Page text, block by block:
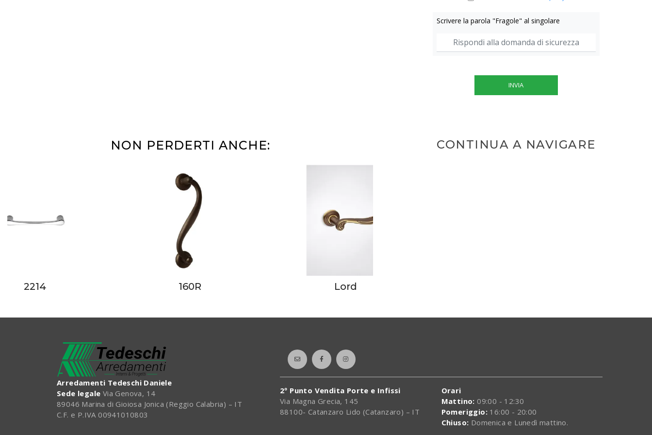
Scrivere la parola "Fragole" al singolare
INVIA
NON PERDERTI ANCHE:
2214 160R Lord
CONTINUA A NAVIGARE
Arredamenti Tedeschi Daniele
Sede legale Via Genova, 14
89046 Marina di Gioiosa Jonica (Reggio Calabria) – IT
C.F. e P.IVA 00941010803
2º Punto Vendita Porte e Infissi
Via Magna Grecia, 145
88100- Catanzaro Lido (Catanzaro) – IT
Orari
Mattino: 09:00 - 12:30
Pomeriggio:16:00 - 20:00
Chiuso: Domenica e Lunedì mattino.